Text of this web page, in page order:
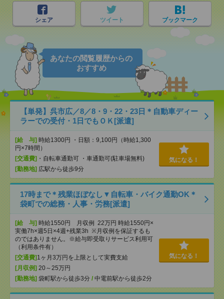
シェア ツイート ブックマーク
あなたの閲覧履歴からの
おすすめ
【単発】呉市広／8／8・9・22・23日＊自動車ディー
ラーでの受付・1日でもＯＫ[派遣]
[給 与] 時給1300円 ・日額：9,100円（時給1,300
円×7時間）
[交通費] ・自転車通勤可 ・車通勤可(駐車場無料)
[勤務地] 広駅から徒歩9分
気になる！
17時まで＊残業ほぼなし▼自転車・バイク通勤OK＊
袋町での総務・人事・労務[派遣]
[給 与] 時給1550円 月収例 22万円 時給1550円×
実働7h×週5日×4週+残業3h ※月収例を保証するも
のではありません。※給与即受取りサービス利用可
（利用条件有）
[交通費] 1ヶ月3万円を上限として実費支給
[月収例] 20～25万円
[勤務地] 袋町駅から徒歩3分 / 中電前駅から徒歩2分
気になる！